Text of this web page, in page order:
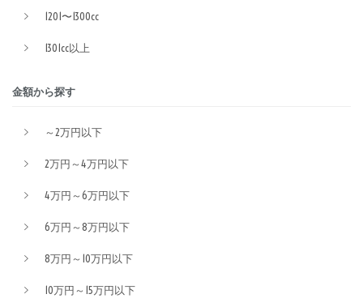
1201〜1300cc
1301cc以上
金額から探す
～2万円以下
2万円～4万円以下
4万円～6万円以下
6万円～8万円以下
8万円～10万円以下
10万円～15万円以下